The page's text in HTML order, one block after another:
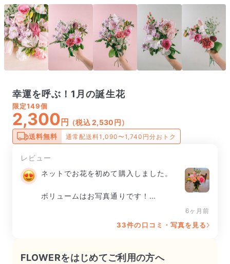
幸運を呼ぶ！1月の誕生花
限定149個
2,300 円 （税込 2,530円）
送料無料 通常配送料1,090〜1,740円分おトク
レビュー
ネットでお花を初めて購入しました。
ボリュームはお写真通りです！
いう所です。
6ヶ月前
33件の口コミ・写真を見る
FLOWERをはじめてご利用の方へ